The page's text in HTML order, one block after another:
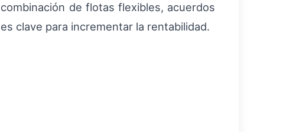
de flotas flexibles, acuerdos
clave para incrementar la rentabilidad.